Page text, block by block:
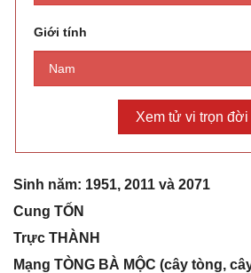
Giới tính
Sinh năm: 1951, 2011 và 2071
Cunɡ TỐN
Trực THÀNH
Mạnɡ TÒNG BÀ MỘC (cây tòng,